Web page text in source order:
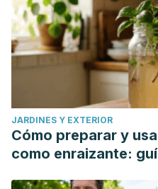
JARDINES Y EXTERIOR
Cómo preparar y
como enraizante: